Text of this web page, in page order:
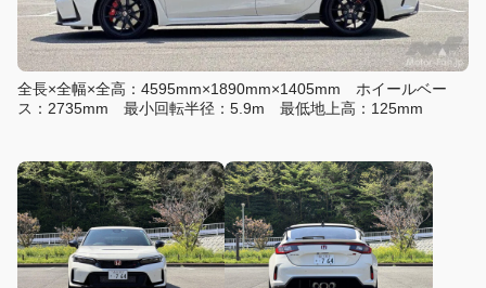
全長×全幅×全高：4595mm×1890mm×1405mm ホイールベー
ス：2735mm 最小回転半径：5.9m 最低地上高：125mm